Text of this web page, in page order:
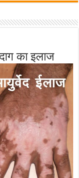
का इलाज